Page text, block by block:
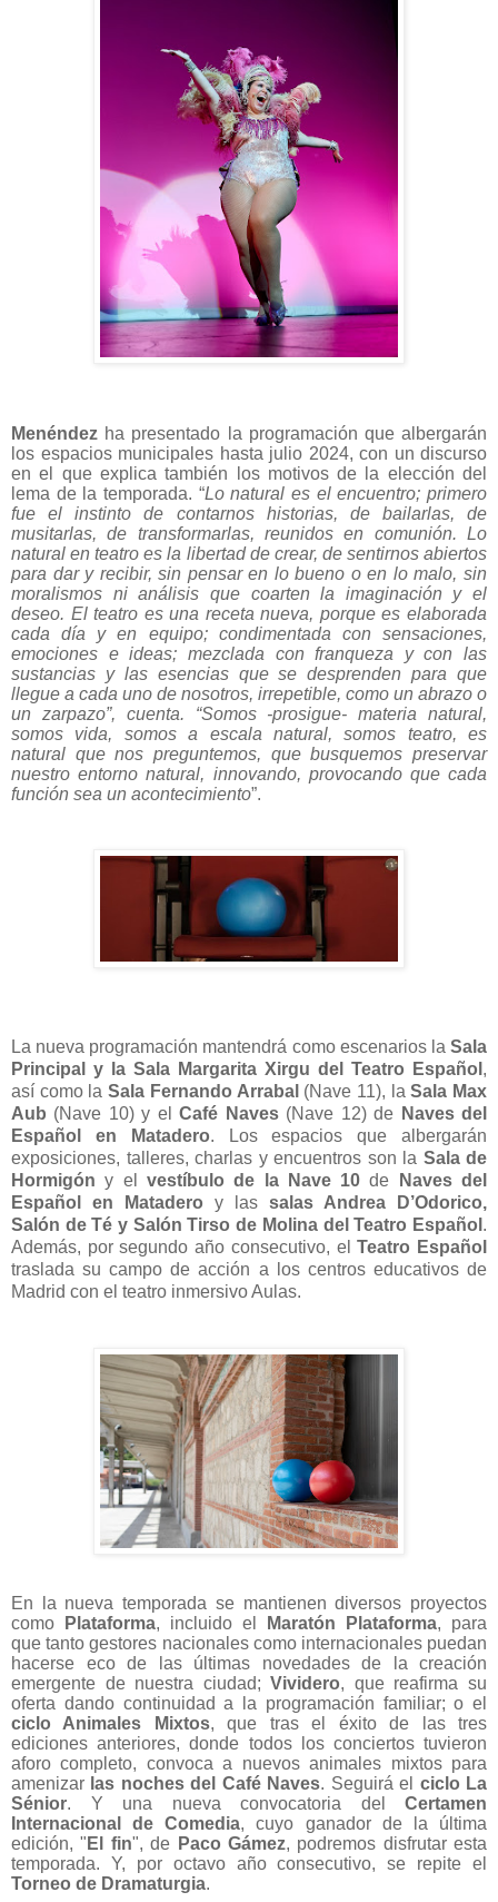
Menéndez ha presentado la programación que albergarán
los espacios municipales hasta julio 2024, con un discurso
en el que explica también los motivos de la elección del
lema de la temporada. “Lo natural es el encuentro; primero
fue el instinto de contarnos historias, de bailarlas, de
musitarlas, de transformarlas, reunidos en comunión. Lo
natural en teatro es la libertad de crear, de sentirnos abiertos
para dar y recibir, sin pensar en lo bueno o en lo malo, sin
moralismos ni análisis que coarten la imaginación y el
deseo. El teatro es una receta nueva, porque es elaborada
cada día y en equipo; condimentada con sensaciones,
emociones e ideas; mezclada con franqueza y con las
sustancias y las esencias que se desprenden para que
llegue a cada uno de nosotros, irrepetible, como un abrazo o
un zarpazo”, cuenta. “Somos -prosigue- materia natural,
somos vida, somos a escala natural, somos teatro, es
natural que nos preguntemos, que busquemos preservar
nuestro entorno natural, innovando, provocando que cada
función sea un acontecimiento”.
La nueva programación mantendrá como escenarios la Sala
Principal y la Sala Margarita Xirgu del Teatro Español ,
así como laSala Fernando Arrabal (Nave 11), laSala Max
Aub (Nave 10) y elCafé Naves(Nave 12) de Naves del
Español en Matadero. Los espacios que albergarán
exposiciones, talleres, charlas y encuentros son la Sala de
Hormigón y el vestíbulo de la Nave 10 de
Naves del
Español en Matadero y las salas Andrea D’Odorico,
Salón de Té y Salón Tirso de Molina del Teatro Español .
Además, por segundo año consecutivo, elTeatro Español
traslada su campo de acción a los centros educativos de
Madrid con el teatro inmersivo Aulas.
En la nueva temporada se mantienen diversos proyectos
como
Plataforma, incluido el Maratón Plataforma, para
que tanto gestores nacionales como internacionales puedan
hacerse eco de las últimas novedades de la creación
emergente de nuestra ciudad;Vividero, que reafirma su
oferta dando continuidad a la programación familiar; o el
ciclo Animales Mixtos, que tras el éxito de las tres
ediciones anteriores, donde todos los conciertos tuvieron
aforo completo, convoca a nuevos animales mixtos para
amenizar las noches del Café Naves. Seguirá el ciclo La
Sénior. Y una nueva convocatoria del Certamen
Internacional de Comedia, cuyo ganador de la última
edición, " El fin", de Paco Gámez, podremos disfrutar esta
temporada. Y, por octavo año consecutivo, se repite el
Torneo de Dramaturgia.